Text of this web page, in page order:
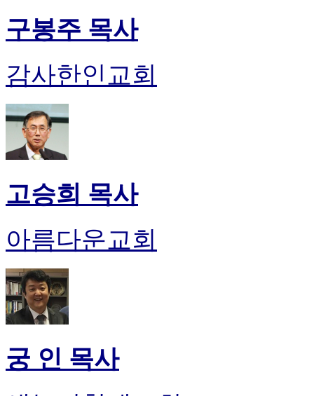
구봉주 목사
감사한인교회
고승희 목사
아름다운교회
궁 인 목사